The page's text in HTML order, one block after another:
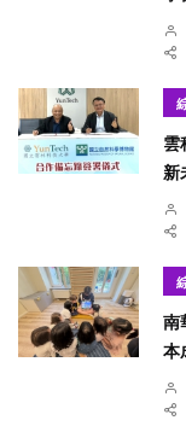
雲
新
南
本